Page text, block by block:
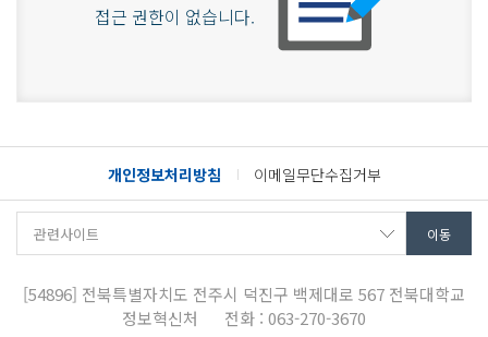
접근 권한이 없습니다.
개인정보처리방침 이메일무단수집거부
[54896] 전북특별자치도 전주시 덕진구 백제대로 567 전북대학교
정보혁신처
전화 : 063-270-3670